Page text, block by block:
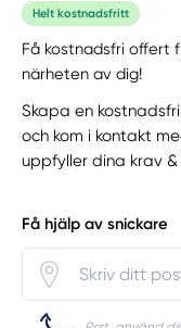
Helt kostnadsfritt
Få kostnadsfri offert
närheten av dig!
Skapa en
och kom i kontakt
uppfyller dina krav
Få hjälp av snickare